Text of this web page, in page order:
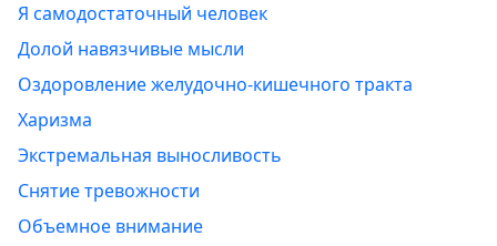
Я самодостаточный человек
Долой навязчивые мысли
Оздоровление желудочно-кишечного тракта
Харизма
Экстремальная выносливость
Снятие тревожности
Объемное внимание